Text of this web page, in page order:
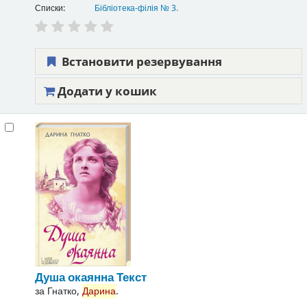
Списки:
Бібліотека-філія № 3.
Встановити резервування
Додати у кошик
Душа окаяннаТекст
за Гнатко, Дарина.